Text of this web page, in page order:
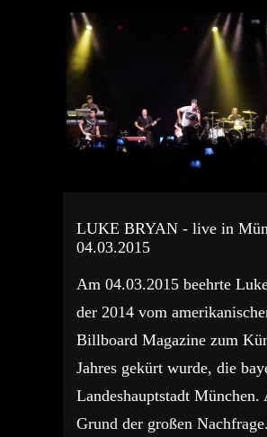
LUKE BRYAN - live in
04.03.2015
Am 04.03.2015 beehrte
der 2014 vom
Billboard Magazine zum
Jahres gekürt wurde, die
Landeshauptstadt München.
Grund der großen